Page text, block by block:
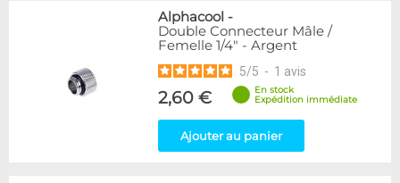
Alphacool -
Double Connecteur Mâle /
Femelle 1/4" - Argent
5/5 - 1 avis
2,60 €
En stock
Expédition immédiate
Ajouter au panier